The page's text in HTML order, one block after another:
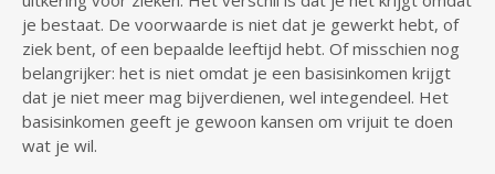
je bestaat. De voorwaarde is niet dat je gewerkt hebt, of
ziek bent, of een bepaalde leeftijd hebt. Of misschien nog
belangrijker: het is niet omdat je een basisinkomen krijgt
dat je niet meer mag bijverdienen, wel integendeel. Het
basisinkomen geeft je gewoon kansen om vrijuit te doen
wat je wil.